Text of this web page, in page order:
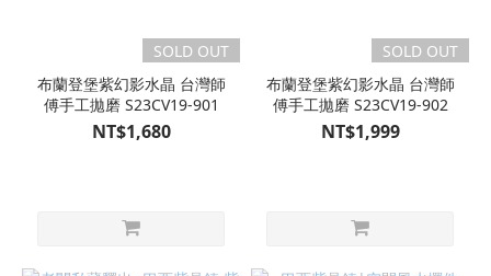
SOLD OUT
布蘭登堡紫幻影水晶 台灣師
傅手工拋磨 S23CV19-901
NT$1,680
SOLD OUT
布蘭登堡紫幻影水晶 台灣師
傅手工拋磨 S23CV19-902
NT$1,999